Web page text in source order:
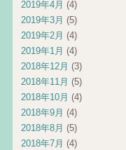
2019年4月 (4)
2019年3月 (5)
2019年2月 (4)
2019年1月 (4)
2018年12月 (3)
2018年11月 (5)
2018年10月 (4)
2018年9月 (4)
2018年8月 (5)
2018年7月 (4)